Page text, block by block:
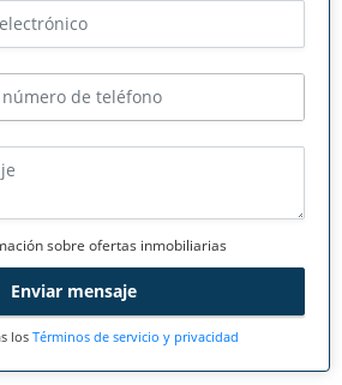
sobre ofertas inmobiliarias
Enviar mensaje
los Términos de servicio y privacidad